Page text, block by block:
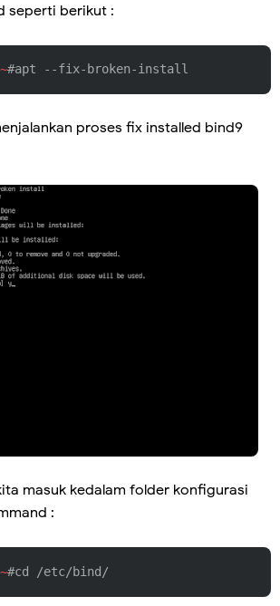
seperti berikut :
#apt --fix-broken-install
proses fix installed bind9
masuk kedalam folder konfigurasi
:
#cd /etc/bind/